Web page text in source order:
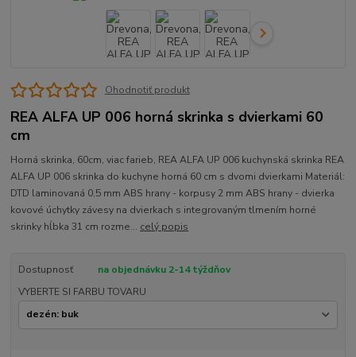
Ohodnotiť produkt
REA ALFA UP 006 horná skrinka s dvierkami 60
cm
Horná skrinka, 60cm, viac farieb, REA ALFA UP 006 kuchynská skrinka REA
ALFA UP 006 skrinka do kuchyne horná 60 cm s dvomi dvierkami Materiál:
DTD laminovaná 0,5 mm ABS hrany - korpusy 2 mm ABS hrany - dvierka
kovové úchytky závesy na dvierkach s integrovaným tlmením horné
skrinky hĺbka 31 cm rozme... celý popis
Dostupnosť
na objednávku 2-14 týždňov
VYBERTE SI FARBU TOVARU